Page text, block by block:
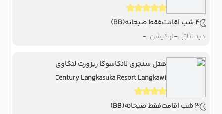
4 شب اقامت فقط صبحانه(BB)
دید اتاق :-لوکیشن :-
هتل سنچری لانکاسوکا ریزورت لنکاوی
Century Langkasuka Resort Langkawi
3 شب اقامت فقط صبحانه(BB)